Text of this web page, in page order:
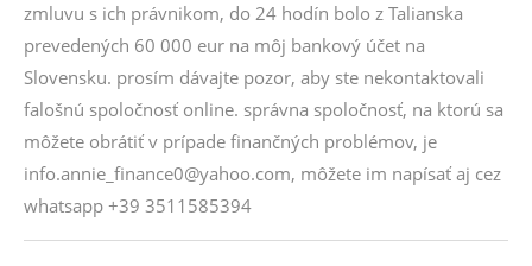
zmluvu s ich právnikom, do 24 hodín bolo z Talianska
prevedených 60 000 eur na môj bankový účet na
Slovensku. prosím dávajte pozor, aby ste nekontaktovali
falošnú spoločnosť online. správna spoločnosť, na ktorú sa
môžete obrátiť v prípade finančných problémov, je
info.annie_finance0@yahoo.com, môžete im napísať aj cez
whatsapp +39 3511585394